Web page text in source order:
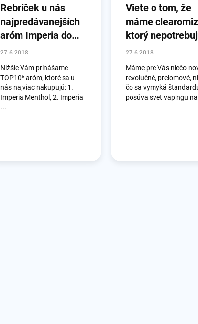
Rebríček u nás
najpredávanejších
aróm Imperia do
júna 2018
27.6.2018
Nižšie Vám prinášame
TOP10* aróm, ktoré sa u
nás najviac nakupujú: 1.
Imperia Menthol, 2. Imperia
...
Viete o tom, že
máme
ktorý
žhaviace hlavy?
27.6.2018
Máme pre Vás niečo
revolučné, prelomové,
čo sa vymyká
posúva svet vapingu